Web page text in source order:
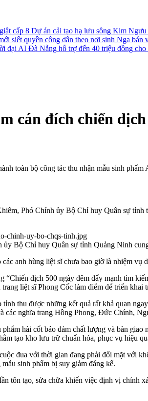
cấp 8 Dự án cải tạo hạ lưu sông Kim Ngưu
siết quyền công dân theo nơi sinh Nga bán
đại AI Đà Nẵng hỗ trợ đến 40 triệu đồng
cán đích chiến
toàn bộ công tác thu nhận mẫu sinh
Phó Chính ủy Bộ Chỉ huy Quân sự
Bộ Chỉ huy Quân sự tỉnh Quảng Ninh
anh hùng liệt sĩ chưa bao giờ là nhiệm
“Chiến dịch 500 ngày đêm đẩy mạnh tìm
liệt sĩ Phong Cốc làm điểm để triển khai
thu được những kết quả rất khả quan
các nghĩa trang Hồng Phong, Đức Chính,
hài cốt bảo đảm chất lượng và bàn
tạo kho lưu trữ chuẩn hóa, phục vụ hiệu
đua với thời gian đang phải đối mặt với
sinh phẩm bị suy giảm đáng kể.
tôn tạo, sửa chữa khiến việc định vị